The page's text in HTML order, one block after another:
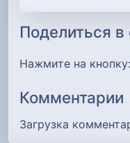
Поделиться в
Нажмите на кнопку:
Комментарии
Загрузка